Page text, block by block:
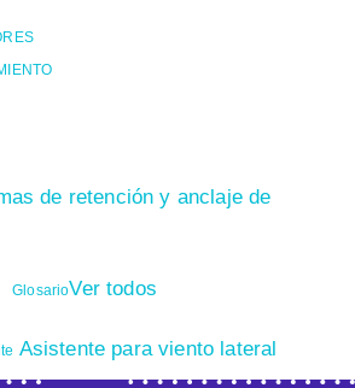
de retención y anclaje de
GlosarioVer todos
Asistente para viento lateral